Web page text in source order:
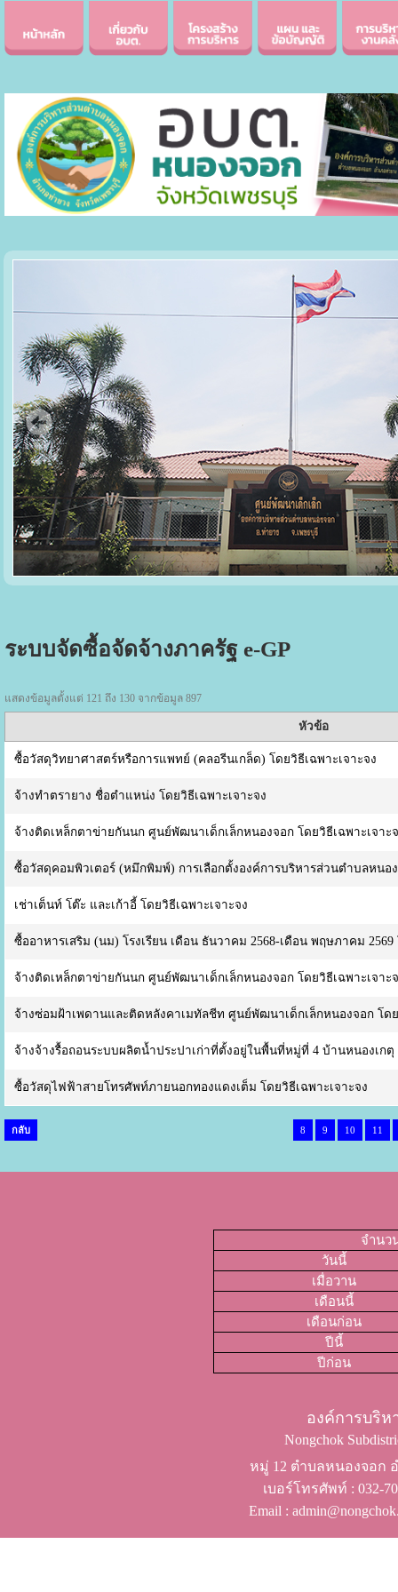
ระบบจัดซื้อจัดจ้างภาครัฐ e-GP
แสดงข้อมูลตั้งแต่ 121 ถึง 130 จากข้อมูล 897
หัวข้อ
ซื้อวัสดุวิทยาศาสตร์หรือการแพทย์ (คลอรีนเกล็ด) โดยวิธีเฉพาะเจาะจง
จ้างทำตรายาง ชื่อตำแหน่ง โดยวิธีเฉพาะเจาะจง
จ้างติดเหล็กตาข่ายกันนก ศูนย์พัฒนาเด็กเล็กหนองจอก โดยวิธีเฉพาะเจาะ
ซื้อวัสดุคอมพิวเตอร์ (หมึกพิมพ์) การเลือกตั้งองค์การบริหารส่วนตำบลหนอง
เช่าเต็นท์ โต๊ะ และเก้าอี้ โดยวิธีเฉพาะเจาะจง
ซื้ออาหารเสริม (นม) โรงเรียน เดือน ธันวาคม 2568-เดือน พฤษภาคม 2569
จ้างติดเหล็กตาข่ายกันนก ศูนย์พัฒนาเด็กเล็กหนองจอก โดยวิธีเฉพาะเจาะ
จ้างซ่อมฝ้าเพดานและติดหลังคาเมทัลชีท ศูนย์พัฒนาเด็กเล็กหนองจอก โดย
จ้างจ้างรื้อถอนระบบผลิตน้ำประปาเก่าที่ตั้งอยู่ในพื้นที่หมู่ที่ 4 บ้านหนองเกตุ
ซื้อวัสดุไฟฟ้าสายโทรศัพท์ภายนอกทองแดงเต็ม โดยวิธีเฉพาะเจาะจง
กลับ 8 9 10 11
จำนว
วันนี้
เมื่อวาน
เดือนนี้
เดือนก่อน
ปีนี้
ปีก่อน
องค์การบริ
Nongchok
หมู่ 12 ตำบลหนองจอก
เบอร์โทรศัพท์ ​: 032-
Email :